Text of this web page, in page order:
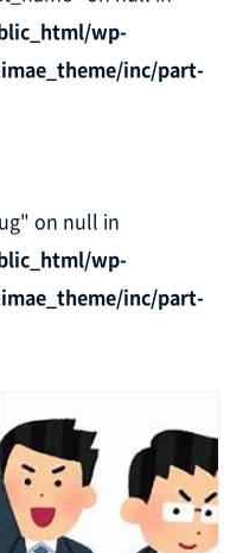
wp-
inc/part-
on null in
wp-
inc/part-